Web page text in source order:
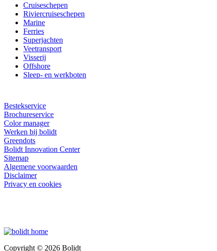
Cruiseschepen
Riviercruiseschepen
Marine
Ferries
Superjachten
Veetransport
Visserij
Offshore
Sleep- en werkboten
Bestekservice
Brochureservice
Color manager
Werken bij bolidt
Greendots
Bolidt Innovation Center
Sitemap
Algemene voorwaarden
Disclaimer
Privacy en cookies
Copyright © 2026 Bolidt